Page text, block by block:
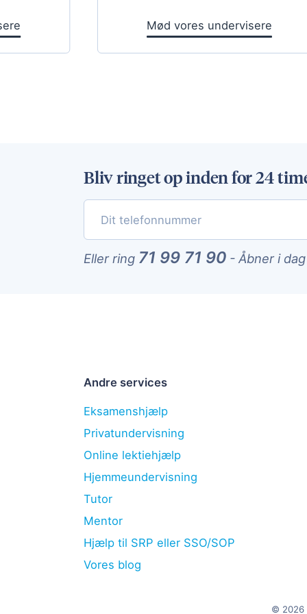
Mød vores undervisere
Bliv ringet op inden for 24
Eller ring 71 99 71 90 - Åbner i
Andre services
Eksamenshjælp
Privatundervisning
Online lektiehjælp
Hjemmeundervisning
Tutor
Mentor
Hjælp til SRP eller SSO/SOP
Vores blog
© 2026